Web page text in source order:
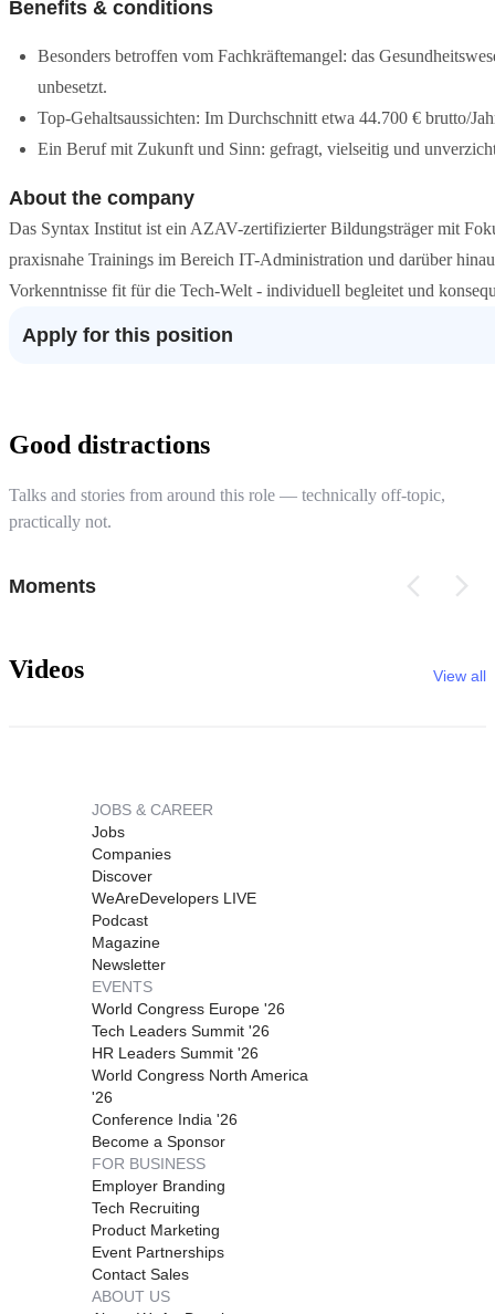
Benefits & conditions
Besonders betroffen vom Fachkräftemangel: das
unbesetzt.
Top-Gehaltsaussichten: Im Durchschnitt etwa 44.700 € brutto/
Ein Beruf mit Zukunft und Sinn: gefragt, vielseitig und
About the company
Das Syntax Institut ist ein AZAV-zertifizierter Bildungsträger mit
praxisnahe Trainings im Bereich IT-Administration und darüber
Vorkenntnisse fit für die Tech-Welt - individuell begleitet und
Apply for this position
Good distractions
Talks and stories from around this role — technically off-topic,
practically not.
Moments
Videos View all
JOBS & CAREER
Jobs
Companies
Discover
WeAreDevelopers LIVE
Podcast
Magazine
Newsletter
EVENTS
World Congress Europe '26
Tech Leaders Summit '26
HR Leaders Summit '26
World Congress North America
'26
Conference India '26
Become a Sponsor
FOR BUSINESS
Employer Branding
Tech Recruiting
Product Marketing
Event Partnerships
Contact Sales
ABOUT US